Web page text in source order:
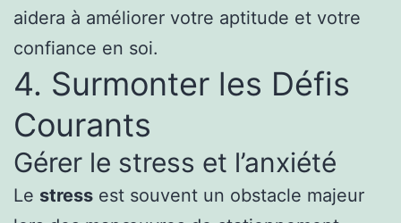
aidera à améliorer votre aptitude et votre
confiance en soi.
4. Surmonter les Défis
Courants
Gérer le stress et l’anxiété
Le stress est souvent un obstacle majeur